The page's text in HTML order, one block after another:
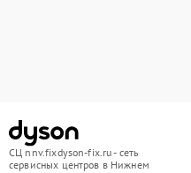
СЦ nnv.fixdyson-fix.ru - сеть
сервисных центров в Нижнем